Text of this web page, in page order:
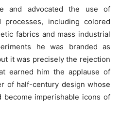
and advocated the use of
processes, including colored
fabrics and mass industrial
he was branded as
it was precisely the rejection
earned him the applause of
of half-century design whose
imperishable icons of